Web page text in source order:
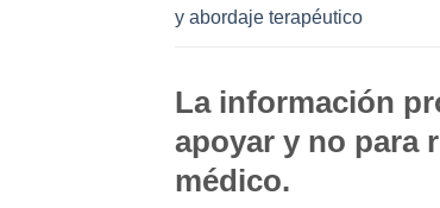
y abordaje terapéutico
La información
apoyar y no para
médico.